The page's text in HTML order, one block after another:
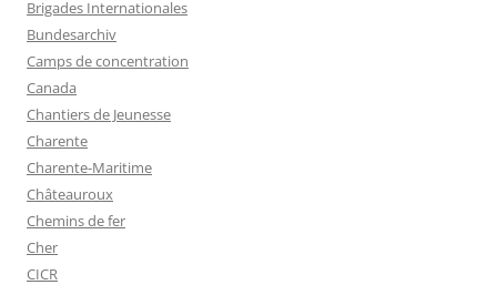
Brigades Internationales
Bundesarchiv
Camps de concentration
Canada
Chantiers de Jeunesse
Charente
Charente-Maritime
Châteauroux
Chemins de fer
Cher
CICR